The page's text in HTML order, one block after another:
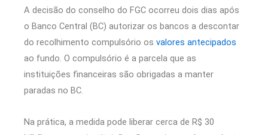
A decisão do conselho do FGC ocorreu dois dias após
o Banco Central (BC) autorizar os bancos a descontar
do recolhimento compulsório os valores antecipados
ao fundo. O compulsório é a parcela que as
instituições financeiras são obrigadas a manter
paradas no BC.
Na prática, a medida pode liberar cerca de R$ 30